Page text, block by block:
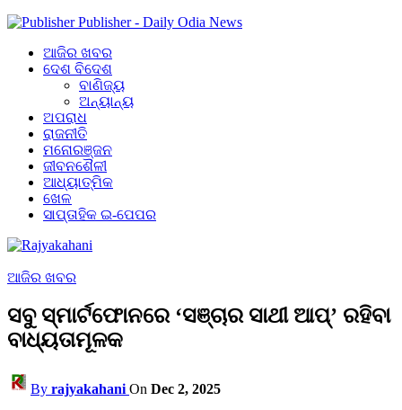
Publisher - Daily Odia News
ଆଜିର ଖବର
ଦେଶ ବିଦେଶ
ବାଣିଜ୍ୟ
ଅନ୍ୟାନ୍ୟ
ଅପରାଧ
ରାଜନୀତି
ମନୋରଞ୍ଜନ
ଜୀବନଶୈଳୀ
ଆଧ୍ୟାତ୍ମିକ
ଖେଳ
ସାପ୍ତାହିକ ଇ-ପେପର
ଆଜିର ଖବର
ସବୁ ସ୍ମାର୍ଟଫୋନରେ ‘ସଞ୍ଚାର ସାଥୀ ଆପ୍‌’ ରହିବା
ବାଧ୍ୟତାମୂଳକ
By rajyakahani On Dec 2, 2025